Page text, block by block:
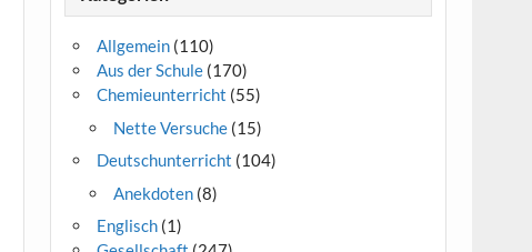
Allgemein (110)
Aus der Schule (170)
Chemieunterricht (55)
Nette Versuche (15)
Deutschunterricht (104)
Anekdoten (8)
Englisch (1)